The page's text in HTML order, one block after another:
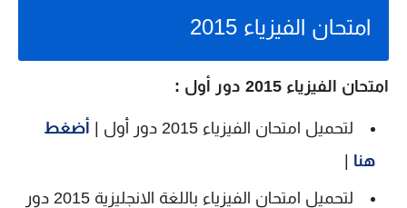
امتحان الفيزياء 2015
امتحان الفيزياء 2015 دور أول :
لتحميل امتحان الفيزياء 2015 دور أول |
أضغط
هنا
لتحميل امتحان الفيزياء باللغة الانجليزية 2015 دور